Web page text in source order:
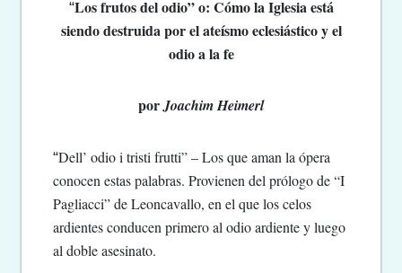
“Los frutos del odio” o: Cómo la Iglesia está
siendo destruida por el ateísmo eclesiástico y el
odio a la fe
porJoachim Heimerl
“Dell’ odio i tristi frutti” – Los que aman la ópera
conocen estas palabras. Provienen del prólogo de “I
Pagliacci” de Leoncavallo, en el que los celos
ardientes conducen primero al odio ardiente y luego
al doble asesinato.